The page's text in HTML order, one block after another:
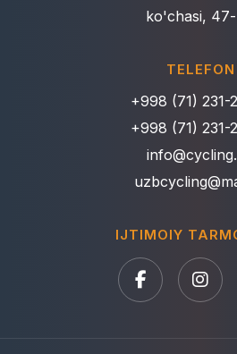
ko'chasi,
TELEFON
+998 (71) 231-
+998 (71) 231-
IJTIMOIY